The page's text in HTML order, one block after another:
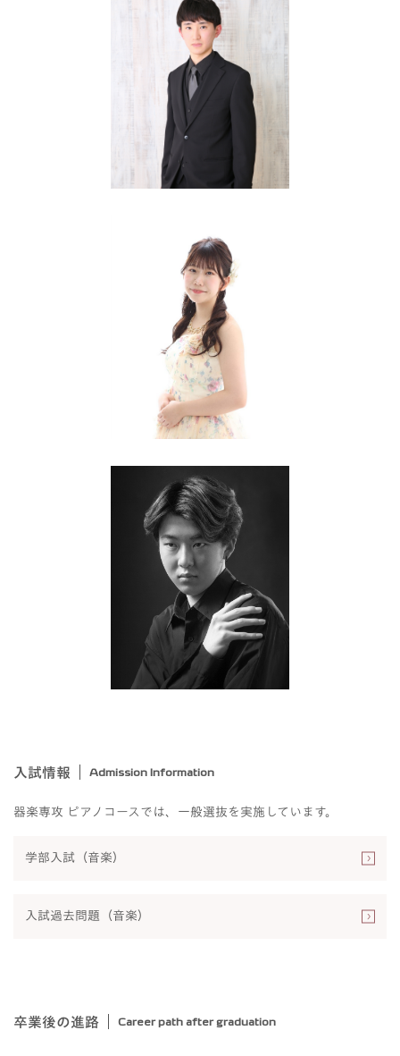
入試情報 Admission Information
器楽専攻 ピアノコースでは、一般選抜を実施しています。
学部入試（音楽）
入試過去問題（音楽）
卒業後の進路 Career path after graduation